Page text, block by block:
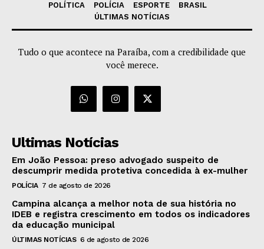
POLÍTICA POLÍCIA ESPORTE
BRASIL
ÚLTIMAS NOTÍCIAS
Tudo o que acontece na Paraíba, com a credibilidade que
você merece.
Ultimas Notícias
Em João Pessoa: preso advogado suspeito de
descumprir medida protetiva concedida à ex-mulher
POLÍCIA 7 de agosto de 2026
Campina alcança a melhor nota de sua história no
IDEB e registra crescimento em todos os indicadores
da educação municipal
ÚLTIMAS NOTÍCIAS 6 de agosto de 2026